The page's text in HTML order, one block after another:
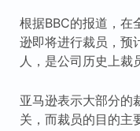
根据BBC的报道，在
逊即将进行裁员，预
人，是公司历史上裁
亚马逊表示大部分的
关，而裁员的目的主